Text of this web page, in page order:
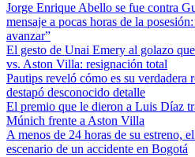
Jorge Enrique Abello se fue contra
mensaje a pocas horas de la
avanzar”
El gesto de Unai Emery al golazo
vs. Aston Villa: resignación total
Pautips reveló cómo es su
destapó desconocido detalle
El premio que le dieron a Luis Díaz
Múnich frente a Aston Villa
A menos de 24 horas de su estreno,
escenario de un accidente en Bogotá